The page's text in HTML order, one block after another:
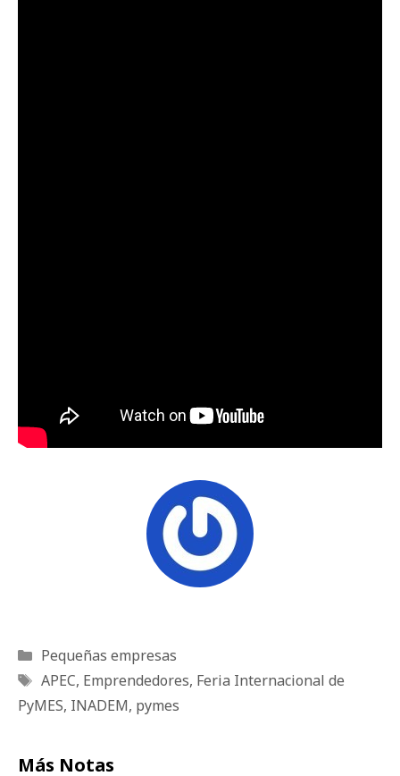
Categorías
Pequeñas empresas
Etiquetas
APEC, Emprendedores, Feria Internacional de
PyMES, INADEM, pymes
Más Notas